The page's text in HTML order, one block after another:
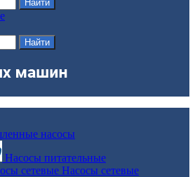
насосы
Насосы питательные
Насосы сетевые